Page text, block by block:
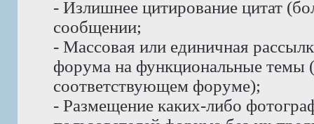
- Излишнее цитирование цитат
сообщении;
- Массовая или единичная
форума на функциональные темы
соответствующем форуме);
- Размещение каких-либо